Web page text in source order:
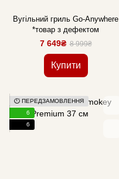
Вугільний гриль Go-Anywhere
*товар з дефектом
7 649₴ 8 999₴
Купити
⏱️ ПЕРЕДЗАМОВЛЕННЯ
6
6